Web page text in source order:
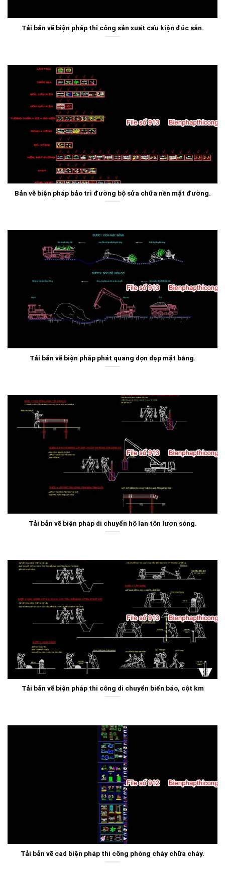
Tải bản vẽ biện pháp thi công sản xuất cấu kiện đúc sẵn.
Bản vẽ biện pháp bảo trì đường bộ sửa chữa nền mặt đường.
Tải bản vẽ biện pháp phát quang dọn dẹp mặt bằng.
Tải bản vẽ biện pháp di chuyển hộ lan tôn lượn sóng.
Tải bản vẽ biện pháp thi công di chuyển biển báo, cột km
Tải bản vẽ cad biện pháp thi công phòng cháy chữa cháy.